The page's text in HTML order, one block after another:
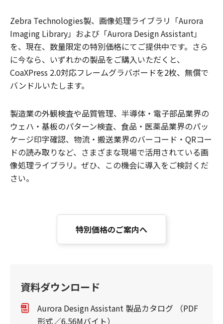
Zebra Technologies製、画像処理ライブラリ「Aurora
Imaging Library」および「Aurora Design Assistant」
を、現在、数量限定の特別価格にてご提供中です。さら
に今なら、いずれかの製品をご購入いただくと、
CoaXPress 2.0対応フレームグラバボードを2枚、無償で
バンドルいたします。
製造業の外観検査や品質管理、半導体・電子部品業界の
ウェハ・基板のパターン検査、食品・医薬品業界のパッ
ケージ印字確認、物流・搬送業界のバーコード・QRコー
ドの読み取りなど、さまざまな現場で活用されている画
像処理ライブラリ。ぜひ、この機会に導入をご検討くだ
さい。
特別価格のご案内へ
資料ダウンロード
Aurora Design Assistant 製品カタログ （PDF
形式／6.56Mバイト）